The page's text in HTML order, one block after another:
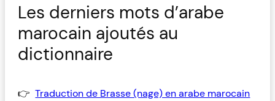
Les derniers mots d’arabe
marocain ajoutés au
dictionnaire
Traduction de Brasse (nage) en arabe marocain